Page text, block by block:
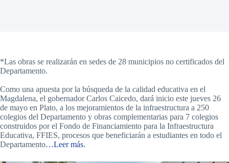
*Las obras se realizarán en sedes de 28 municipios no certificados del
Departamento.
Como una apuesta por la búsqueda de la calidad educativa en el
Magdalena, el gobernador Carlos Caicedo, dará inicio este jueves 26
de mayo en Plato, a los mejoramientos de la infraestructura a 250
colegios del Departamento y obras complementarias para 7 colegios
construidos por el Fondo de Financiamiento para la Infraestructura
Educativa, FFIES, procesos que beneficiarán a estudiantes en todo el
Departamento…Leer más.